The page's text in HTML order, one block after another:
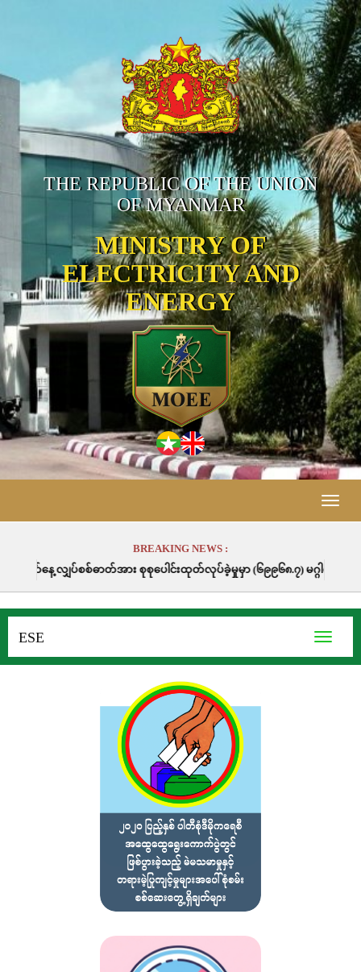
THE REPUBLIC OF THE UNION
OF MYANMAR
MINISTRY OF
ELECTRICITY AND
ENERGY
Toggle
BREAKING NEWS :
ား စုစုပေါင်းထုတ်လုပ်ခဲ့မှုမှာ (၆၉၉၆၈.၇) မဂ္ဂါဝပ်နာရီဖြစ်ပါသည်။
Toggle
ESE